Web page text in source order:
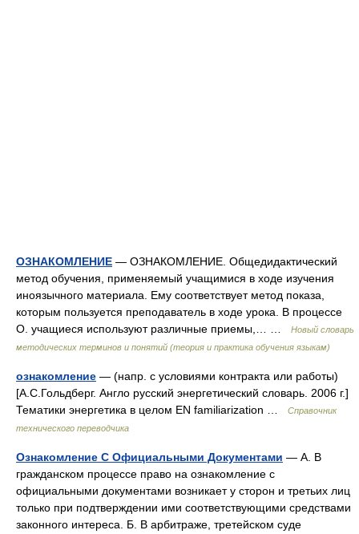
ОЗНАКОМЛЕНИЕ — ОЗНАКОМЛЕНИЕ. Общедидактический
метод обучения, применяемый учащимися в ходе изучения
иноязычного материала. Ему соответствует метод показа,
которым пользуется преподаватель в ходе урока. В процессе
О. учащиеся используют различные приемы,… …
Новый словарь
методических терминов и понятий (теория и практика обучения языкам)
ознакомление — (напр. с условиями контракта или работы)
[А.С.Гольдберг. Англо русский энергетический словарь. 2006 г.]
Тематики энергетика в целом EN familiarization …
Справочник
технического переводчика
Ознакомление С Официальными Документами — А. В
гражданском процессе право на ознакомление с
официальными документами возникает у сторон и третьих лиц
только при подтверждении ими соответствующими средствами
законного интереса. Б. В арбитраже, третейском суде